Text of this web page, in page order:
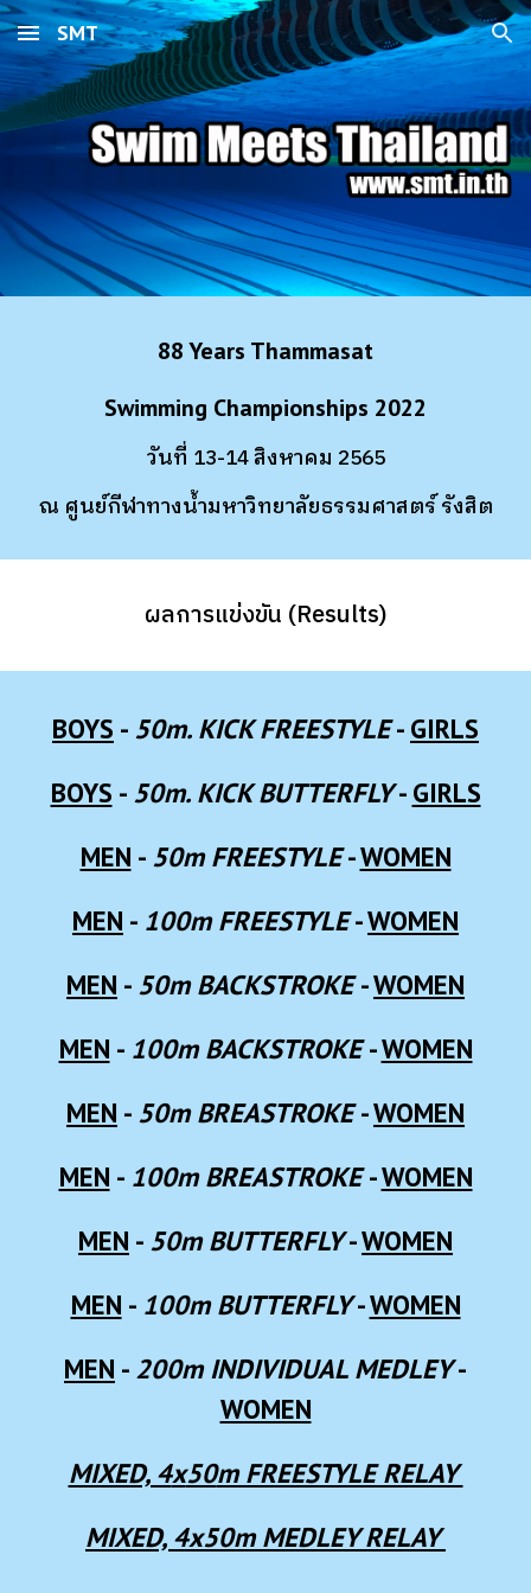
Skip to main content Skip to navigation
SMT
88 Years Thammasat
Swimming Championships 2022
วันที่ 13-14 สิงหาคม 2565
ณ ศูนย์กีฬาทางน้ำมหาวิทยาลัยธรรมศาสตร์ รังสิต
ผลการแข่งขัน (Results)
BOYS - 50m. KICK FREESTYLE- GIRLS
BOYS - 50m. KICKBUTTERFLY- GIRLS
MEN - 50m FREESTYLE-WOMEN
MEN - 100m FREESTYLE-WOMEN
MEN - 50m BACKSTROKE-WOMEN
MEN - 100m BACKSTROKE-WOMEN
MEN - 50m BREASTROKE-WOMEN
MEN - 100m BREASTROKE-WOMEN
MEN - 50m BUTTERFLY-WOMEN
MEN - 100m BUTTERFLY-WOMEN
MEN - 200m INDIVIDUAL MEDLEY-
WOMEN
MIXED, 4x50m FREESTYLE RELAY
MIXED, 4x50mMEDLEYRELAY